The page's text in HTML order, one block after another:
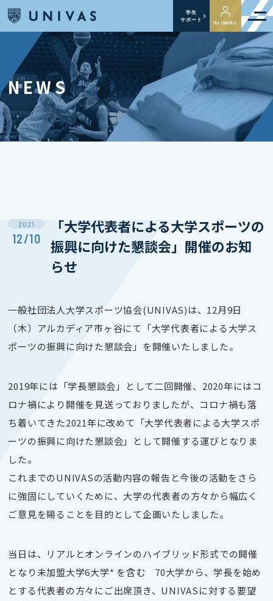
学生
サポート
My UNIVAS
NEWS
2021
12/10
「大学代表者による大学スポーツの
振興に向けた懇談会」開催のお知
らせ
一般社団法人大学スポーツ協会(UNIVAS)は、12月9日
（木）アルカディア市ヶ谷にて「大学代表者による大学ス
ポーツの振興に向けた懇談会」を開催いたしました。
2019年には「学長懇談会」として二回開催、2020年にはコ
ロナ禍により開催を見送っておりましたが、コロナ禍も落
ち着いてきた2021年に改めて「大学代表者による大学スポ
ーツの振興に向けた懇談会」として開催する運びとなりま
した。
これまでのUNIVASの活動内容の報告と今後の活動をさら
に強固にしていくために、大学の代表者の方々から幅広く
ご意見を賜ることを目的として企画いたしました。
当日は、リアルとオンラインのハイブリッド形式での開催
となり未加盟大学6大学* を含む 70大学から、学長を始め
とする代表者の方々にご出席頂き、UNIVASに対する要望